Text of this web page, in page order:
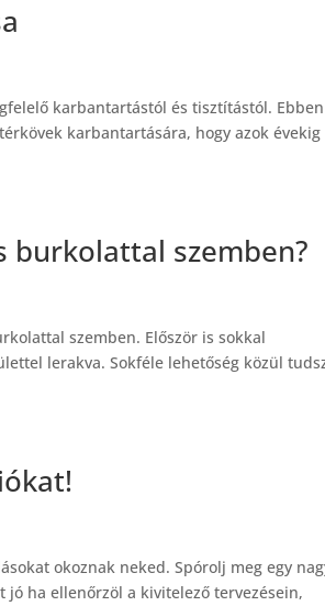
karbantartástól és tisztítástól.
karbantartására, hogy azok évekig
burkolattal szemben?
szemben. Először is sokkal
lerakva. Sokféle lehetőség közül
okoznak neked. Spórolj meg egy
jó ha ellenőrzöl a kivitelező tervezésein,